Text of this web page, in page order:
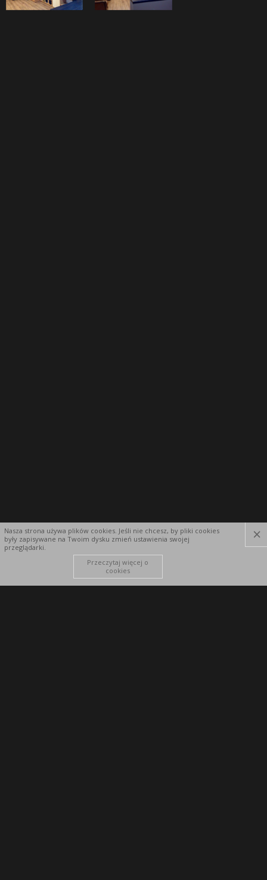
Nasza strona używa plików cookies. Jeśli nie chcesz, by pliki cookies
były zapisywane na Twoim dysku zmień ustawienia swojej
przeglądarki.
×
Przeczytaj więcej o
cookies